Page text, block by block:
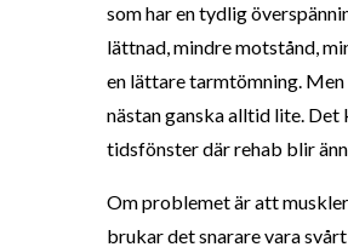
som har en tydlig
lättnad, mindre motstånd,
en lättare tarmtömning. Men
nästan ganska alltid lite. Det
tidsfönster där rehab blir
Om problemet är att
brukar det snarare vara